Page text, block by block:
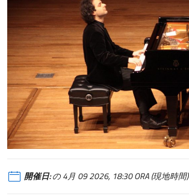
開催日:の 4月 09 2026, 18:30 ORA (現地時間)